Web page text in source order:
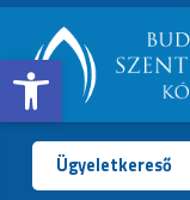
Open
BUDAPESTI
SZENT
MARGIT
KÓRHÁZ
Ügyeletkereső